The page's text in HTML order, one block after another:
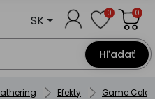
Hľadať
SK 0 0
Efekty Game Color